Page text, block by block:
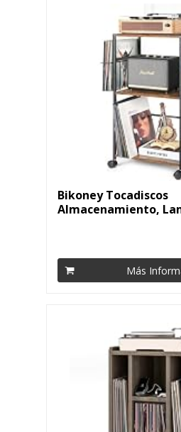
Bikoney Tocadiscos
Almacenamiento,
Más